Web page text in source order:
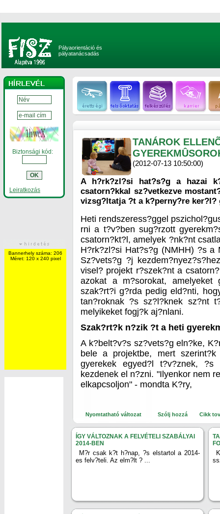
Pályaorientáció és
pályatanácsadás
Biztonsági kód:
Leiratkozás
Bannerhely száma: 206
Méret: 120 x 240 pixel
TANÁROK
(2012-07-13 10:50:00)
A h?rk?zl?si hat?s?g a hazai
csatorn?kkal sz?vetkezve
vizsg?ltatja ?t a k?perny?re ker?l?
Heti rendszeress?ggel
rni a t?v?ben sug?rzott
csatorn?kt?l, amelyek ?nk?nt
H?rk?zl?si Hat?s?g (NMHH) ?s a
Sz?vets?g ?j
visel? projekt r?szek?nt a
azokat a m?sorokat, amelyeket
szak?rt?i g?rda pedig eld?nti,
tan?roknak ?s sz?l?knek sz?nt
melyikeket fogj?k aj?nlani.
Szak?rt?k n?zik ?t a heti
A k?belt?v?s sz?vets?g eln?ke,
bele a projektbe, mert
gyerekek egyed?l t?v?znek,
kezdenek el n?zni. "Ilyenkor nem
elkapcsoljon" - mondta K?ry,
Nyomtatható változat Szólj hozzá Cikk
ÍGY VÁLTOZNAK A FELVÉTELI SZABÁLYAI
2014-BEN
M?r csak k?t h?nap, ?s elstartol a 2014-
es felv?teli. Az elm?lt ? ...